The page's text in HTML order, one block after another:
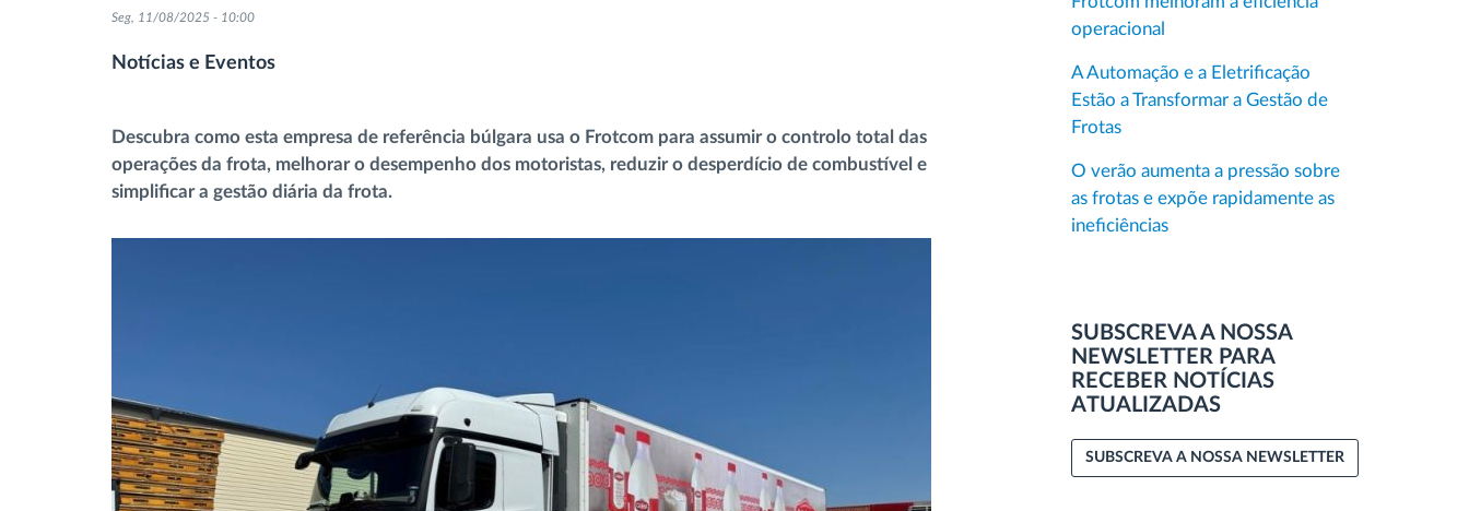
Controlo de acesso
Planeamento e monitorização de rotas
condutores
Seg, 11/08/2025 - 10:00
Notícias e Eventos
Descubra como esta empresa de referência búlgara usa o Frotcom para assumir o controlo total das
operações da frota, melhorar o desempenho dos motoristas, reduzir o desperdício de combustível e
simplificar a gestão diária da frota.
operacional
A Automação e a Eletrificação
Estão a Transformar a Gestão de
Frotas
O verão aumenta a pressão sobre
as frotas e expõe rapidamente as
ineficiências
SUBSCREVA A NOSSA
NEWSLETTER PARA
RECEBER NOTÍCIAS
ATUALIZADAS
SUBSCREVA A NOSSA NEWSLETTER